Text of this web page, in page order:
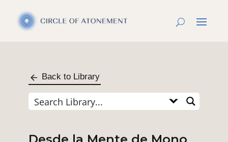
Back to Library